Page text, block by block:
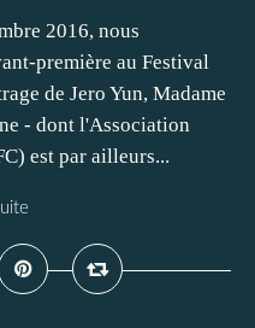
2016, nous
première au Festival
de Jero Yun, Madame
- dont l'Association
est par ailleurs...